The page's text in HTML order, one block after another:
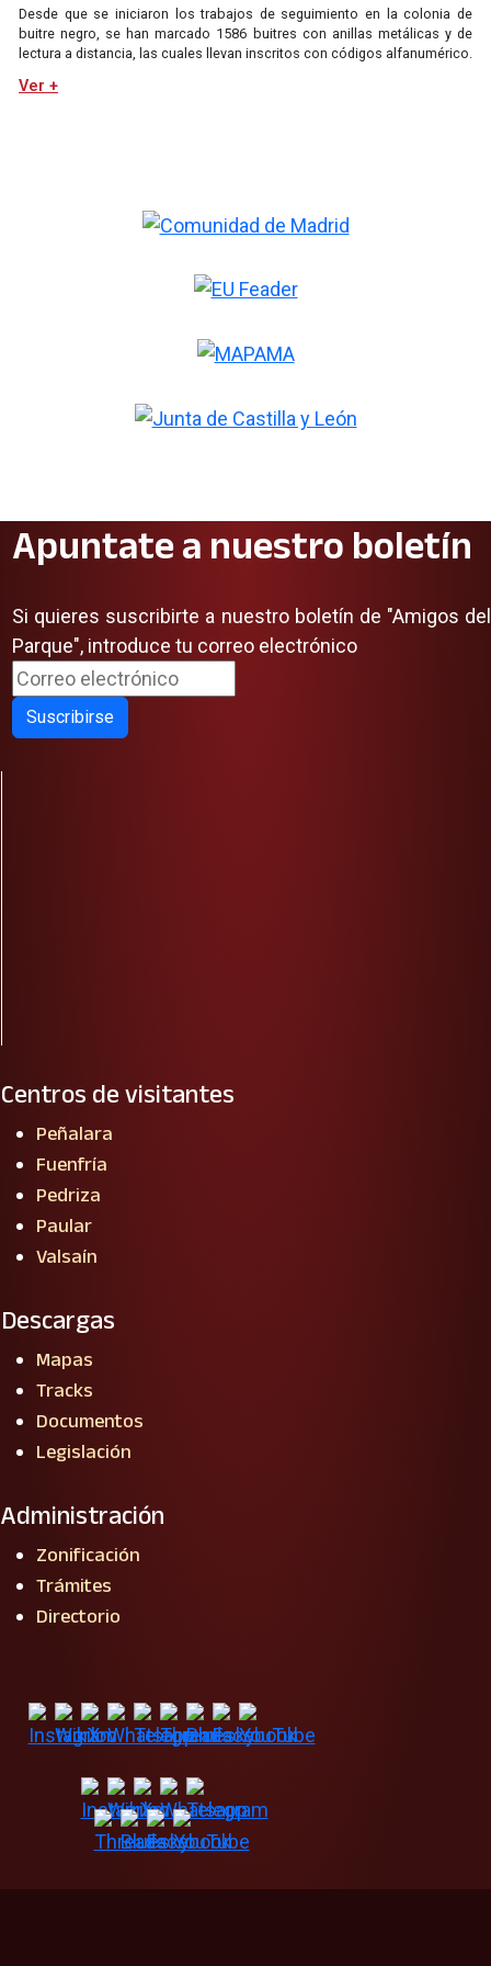
Desde que se iniciaron los trabajos de seguimiento en la colonia de
buitre negro, se han marcado 1586 buitres con anillas metálicas y de
lectura a distancia, las cuales llevan inscritos con códigos alfanumérico.
Ver +
Apuntate a nuestro boletín
Si quieres suscribirte a nuestro boletín de "Amigos del
Parque", introduce tu correo electrónico
Suscribirse
Centros de visitantes
Peñalara
Fuenfría
Pedriza
Paular
Valsaín
Descargas
Mapas
Tracks
Documentos
Legislación
Administración
Zonificación
Trámites
Directorio